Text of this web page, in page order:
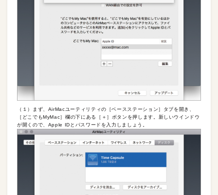
（１）まず、AirMacユーティリティの［ベースステーション］タブを開き、
［どこでもMyMac］欄の下にある［＋］ボタンを押します。新しいウインドウ
が開くので、Apple IDとパスワードを入力しましょう。